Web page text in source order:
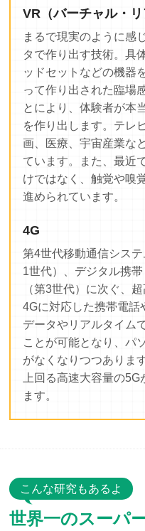
VR（バーチャル・リ
まるで現実のように感
タで作り出す技術。具
ッドセットなどの機器
って作り出された臨場
とにより、体験者が本
を作り出します。テレ
画、医療、宇宙産業な
ています。また、最近
けではなく、触覚や嗅
進められています。
4G
第4世代移動通信シス
1世代）、デジタル携
（第3世代）に次ぐ、
4Gに対応した携帯電話
データやリアルタイム
ことが可能となり、パ
がなくなりつつありま
上回る高速大容量の
ます。
こんな研究もあるよ
世界一のスーパ